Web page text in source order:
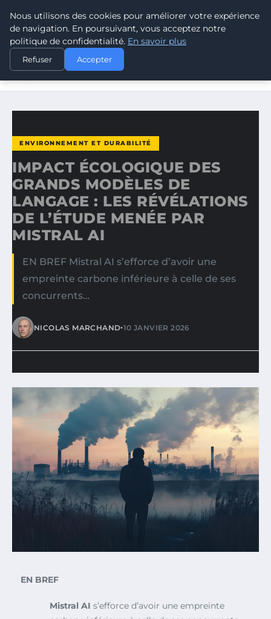
CLIMATE RESPONSE BLOG
ACCUEIL
ENVIRONNEMENT ET DURABILITÉ
IMPACT ÉCOLOGIQUE DES GRANDS MODÈLES DE LANGAGE :
ENVIRONNEMENT ET DURABILITÉ
IMPACT ÉCOLOGIQUE DES
GRANDS MODÈLES DE
LANGAGE : LES RÉVÉLATIONS
DE L’ÉTUDE MENÉE PAR
MISTRAL AI
EN BREF Mistral AI s’efforce d’avoir une
empreinte carbone inférieure à celle de ses
concurrents…
NICOLAS MARCHAND•10 JANVIER 2026
EN BREF
Mistral AI s’efforce d’avoir une empreinte
Nous utilisons des cookies pour améliorer votre expérience
de navigation. En poursuivant, vous acceptez notre
politique de confidentialité. En savoir plus
Refuser Accepter